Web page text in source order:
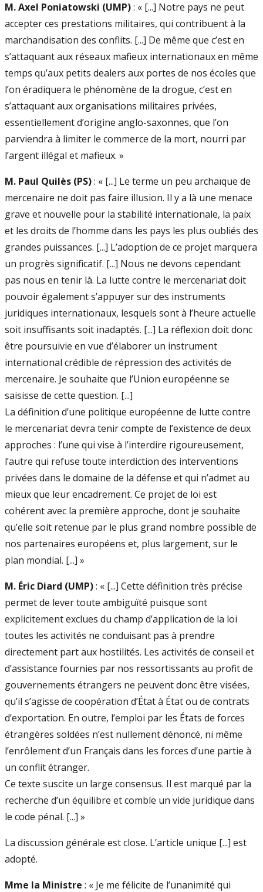
M. Axel Poniatowski (UMP): « [...] Notre pays ne peut
accepter ces prestations militaires, qui contribuent à la
marchandisation des conflits. [...] De même que c’est en
s’attaquant aux réseaux mafieux internationaux en même
temps qu’aux petits dealers aux portes de nos écoles que
l’on éradiquera le phénomène de la drogue, c’est en
s’attaquant aux organisations militaires privées,
essentiellement d’origine anglo-saxonnes, que l’on
parviendra à limiter le commerce de la mort, nourri par
l’argent illégal et mafieux. »
M. Paul Quilès (PS): « [...] Le terme un peu archaïque de
mercenaire ne doit pas faire illusion. Il y a là une menace
grave et nouvelle pour la stabilité internationale, la paix
et les droits de l’homme dans les pays les plus oubliés des
grandes puissances. [...] L’adoption de ce projet marquera
un progrès significatif. [...] Nous ne devons cependant
pas nous en tenir là. La lutte contre le mercenariat doit
pouvoir également s’appuyer sur des instruments
juridiques internationaux, lesquels sont à l’heure actuelle
soit insuffisants soit inadaptés. [...] La réflexion doit donc
être poursuivie en vue d’élaborer un instrument
international crédible de répression des activités de
mercenaire. Je souhaite que l’Union européenne se
saisisse de cette question. [...]
La définition d’une politique européenne de lutte contre
le mercenariat devra tenir compte de l’existence de deux
approches : l’une qui vise à l’interdire rigoureusement,
l’autre qui refuse toute interdiction des interventions
privées dans le domaine de la défense et qui n’admet au
mieux que leur encadrement. Ce projet de loi est
cohérent avec la première approche, dont je souhaite
qu’elle soit retenue par le plus grand nombre possible de
nos partenaires européens et, plus largement, sur le
plan mondial. [...] »
M. Éric Diard (UMP): « [...] Cette définition très précise
permet de lever toute ambiguïté puisque sont
explicitement exclues du champ d’application de la loi
toutes les activités ne conduisant pas à prendre
directement part aux hostilités. Les activités de conseil et
d’assistance fournies par nos ressortissants au profit de
gouvernements étrangers ne peuvent donc être visées,
qu’il s’agisse de coopération d’État à État ou de contrats
d’exportation. En outre, l’emploi par les États de forces
étrangères soldées n’est nullement dénoncé, ni même
l’enrôlement d’un Français dans les forces d’une partie à
un conflit étranger.
Ce texte suscite un large consensus. Il est marqué par la
recherche d’un équilibre et comble un vide juridique dans
le code pénal. [...] »
La discussion générale est close. L’article unique [...] est
adopté.
Mme la Ministre : « Je me félicite de l’unanimité qui